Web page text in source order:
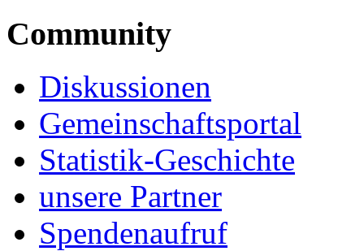
Community
Diskussionen
Gemeinschaftsportal
Statistik-Geschichte
unsere Partner
Spendenaufruf